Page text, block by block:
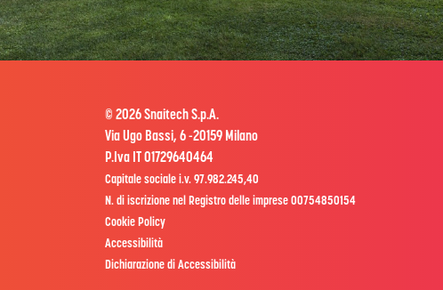
© 2026 Snaitech S.p.A.
Via Ugo Bassi, 6 -20159 Milano
P.Iva IT 01729640464
Capitale sociale i.v. 97.982.245,40
N. di iscrizione nel Registro delle imprese 00754850154
Cookie Policy
Accessibilità
Dichiarazione di Accessibilità